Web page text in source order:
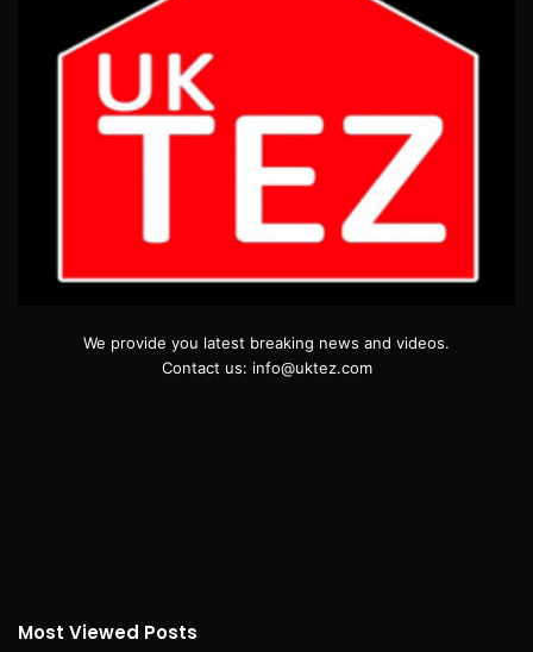
We provide you latest breaking news and videos.
Contact us: info@uktez.com
Most Viewed Posts